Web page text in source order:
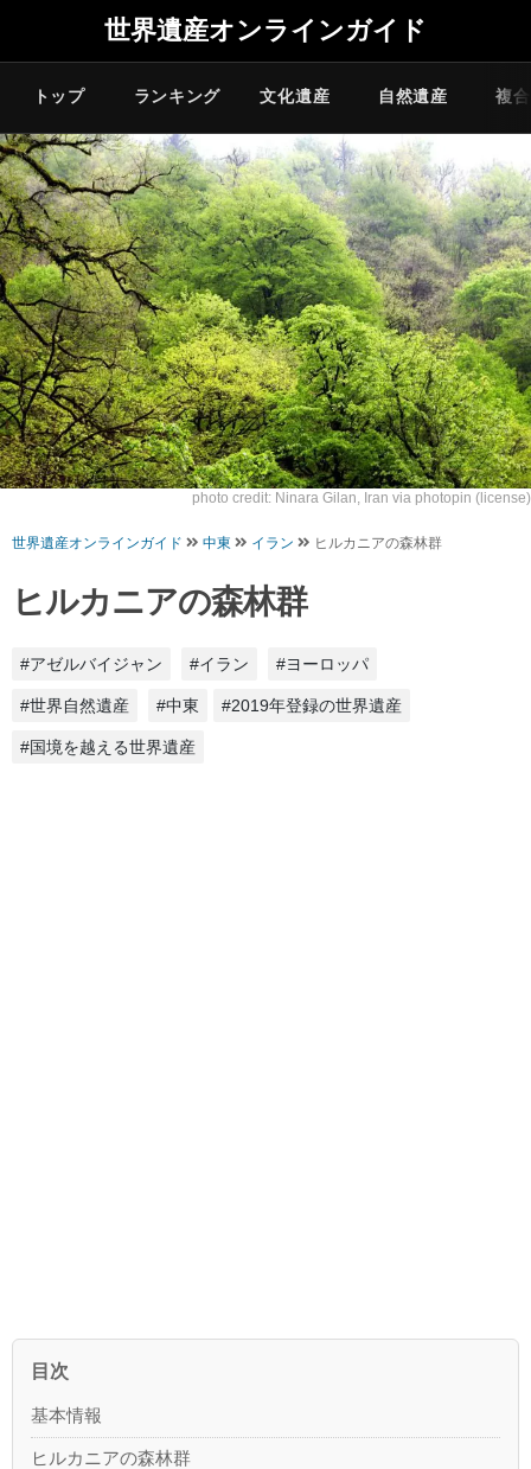
世界遺産オンラインガイド
トップ ランキング 文化遺産 自然遺産 複
photo credit: Ninara Gilan, Iran via photopin (license)
世界遺産オンラインガイド 中東 イラン ヒルカニアの森林群
ヒルカニアの森林群
#アゼルバイジャン #イラン #ヨーロッパ
#世界自然遺産 #中東 #2019年登録の世界遺産
#国境を越える世界遺産
目次
基本情報
ヒルカニアの森林群